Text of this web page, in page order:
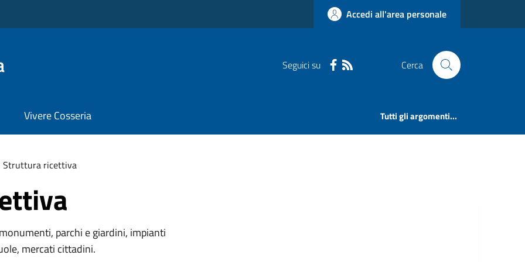
Accedi all'area personale
Seguici su Cerca
Vivere Cosseria Tutti gli argomenti...
Struttura ricettiva
parchi e giardini, impianti
mercati cittadini.